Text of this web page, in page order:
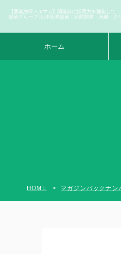
【医業総研メルマガ】開業前に採用力を強化して
総研グループ |日本医業総研｜医院開業・承継・ク
ホーム
HOME マガジンバックナン